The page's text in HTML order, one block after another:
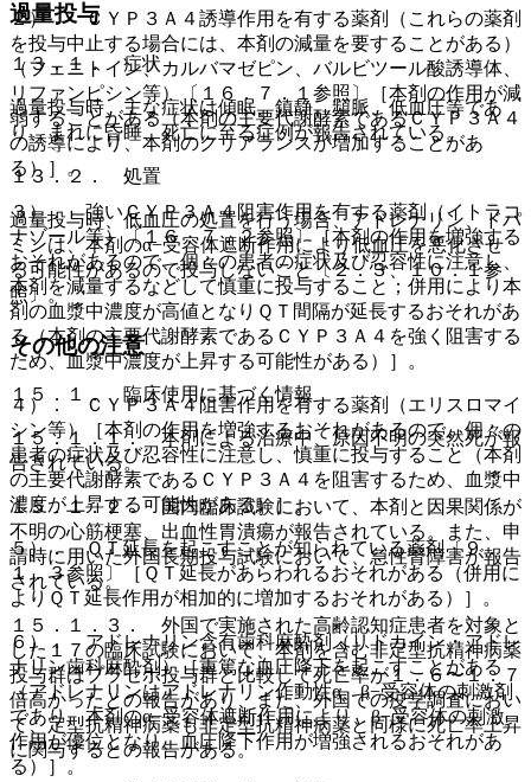
過量投与
１３．１． 症状
過量投与時、主な症状は傾眠、鎮静、頻脈、低血圧等であ
り、まれに昏睡、死亡に至る症例が報告されている。
１３．２． 処置
過量投与時、低血圧の処置を行う場合、アドレナリン、ドパ
ミンは、本剤のα−受容体遮断作用により低血圧を悪化させ
る可能性があるので投与しないこと〔２．３、１０．１参
照〕。
その他の注意
１５．１． 臨床使用に基づく情報
１５．１．１． 本剤による治療中、原因不明の突然死が報
告されている。
１５．１．２． 国内臨床試験において、本剤と因果関係が
不明の心筋梗塞、出血性胃潰瘍が報告されている。また、申
請時に用いた外国長期投与試験において、急性腎障害が報告
されている。
１５．１．３． 外国で実施された高齢認知症患者を対象と
した１７の臨床試験において、本剤を含む非定型抗精神病薬
投与群はプラセボ投与群と比較して死亡率が１．６〜１．７
倍高かったとの報告があり、また、外国での疫学調査におい
て、定型抗精神病薬も非定型抗精神病薬と同様に死亡率上昇
に関与するとの報告がある。
２）． ＣＹＰ３Ａ４誘導作用を有する薬剤（これらの薬剤
を投与中止する場合には、本剤の減量を要することがある）
（フェニトイン、カルバマゼピン、バルビツール酸誘導体、
リファンピシン等）〔１６．７．１参照〕［本剤の作用が減
弱することがある（本剤の主要代謝酵素であるＣＹＰ３Ａ４
の誘導により、本剤のクリアランスが増加することがあ
る）］。
３）． 強いＣＹＰ３Ａ４阻害作用を有する薬剤（イトラコ
ナゾール等）〔１６．７．２参照〕［本剤の作用を増強する
おそれがあるので、個々の患者の症状及び忍容性に注意し、
本剤を減量するなどして慎重に投与すること；併用により本
剤の血漿中濃度が高値となりＱＴ間隔が延長するおそれがあ
る（本剤の主要代謝酵素であるＣＹＰ３Ａ４を強く阻害する
ため、血漿中濃度が上昇する可能性がある）］。
４）． ＣＹＰ３Ａ４阻害作用を有する薬剤（エリスロマイ
シン等）［本剤の作用を増強するおそれがあるので、個々の
患者の症状及び忍容性に注意し、慎重に投与すること（本剤
の主要代謝酵素であるＣＹＰ３Ａ４を阻害するため、血漿中
濃度が上昇する可能性がある）］。
５）． ＱＴ延長を起こすことが知られている薬剤〔９．
１．３参照〕［ＱＴ延長があらわれるおそれがある（併用に
よりＱＴ延長作用が相加的に増加するおそれがある）］。
６）． アドレナリン含有歯科麻酔剤（リドカイン・アドレ
ナリン歯科麻酔剤）［重篤な血圧降下を起こすことがある
（アドレナリンはアドレナリン作動性α、β−受容体の刺激剤
であり、本剤のα−受容体遮断作用により、β−受容体の刺激
作用が優位となり、血圧降下作用が増強されるおそれがあ
る）］。